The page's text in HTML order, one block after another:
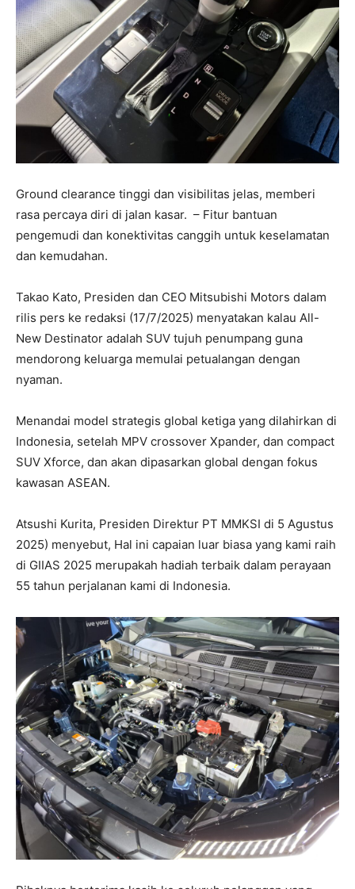
Ground clearance tinggi dan visibilitas jelas, memberi
rasa percaya diri di jalan kasar. – Fitur bantuan
pengemudi dan konektivitas canggih untuk keselamatan
dan kemudahan.
Takao Kato, Presiden dan CEO Mitsubishi Motors dalam
rilis pers ke redaksi (17/7/2025) menyatakan kalau All-
New Destinator adalah SUV tujuh penumpang guna
mendorong keluarga memulai petualangan dengan
nyaman.
Menandai model strategis global ketiga yang dilahirkan di
Indonesia, setelah MPV crossover Xpander, dan compact
SUV Xforce, dan akan dipasarkan global dengan fokus
kawasan ASEAN.
Atsushi Kurita, Presiden Direktur PT MMKSI di 5 Agustus
2025) menyebut, Hal ini capaian luar biasa yang kami raih
di GIIAS 2025 merupakah hadiah terbaik dalam perayaan
55 tahun perjalanan kami di Indonesia.